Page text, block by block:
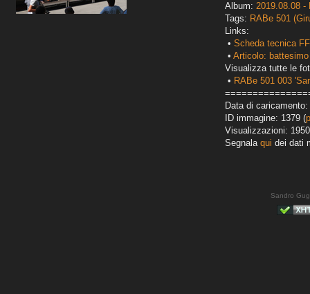
Album: 2019.08.08 -
Tags: RABe 501
Links:
• Scheda tecnica
• Articolo:
Visualizza tutte le
• RABe 501 003
Data di caricamento:
ID immagine: 1379 (
Visualizzazioni: 1950
Segnala qui dei dati
Sandro